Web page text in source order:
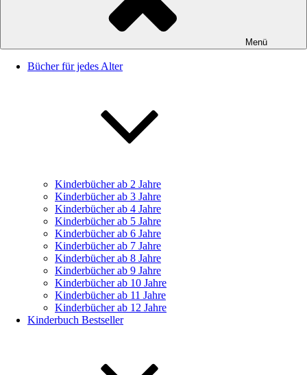
Menü
Bücher für jedes Alter
Kinderbücher ab 2 Jahre
Kinderbücher ab 3 Jahre
Kinderbücher ab 4 Jahre
Kinderbücher ab 5 Jahre
Kinderbücher ab 6 Jahre
Kinderbücher ab 7 Jahre
Kinderbücher ab 8 Jahre
Kinderbücher ab 9 Jahre
Kinderbücher ab 10 Jahre
Kinderbücher ab 11 Jahre
Kinderbücher ab 12 Jahre
Kinderbuch Bestseller